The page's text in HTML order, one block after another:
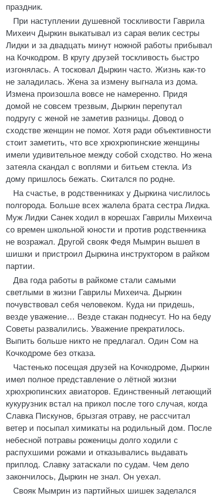
праздник.
При наступлении душевной тоскливости Гаврила
Михеич Дыркин выкатывал из сарая велик сестры
Лидки и за двадцать минут ножной работы прибывал
на Кочкодром. В кругу друзей тоскливость быстро
изгонялась. А тосковал Дыркин часто. Жизнь как-то
не заладилась. Жена за измену выгнала из дома.
Измена произошла вовсе не намеренно. Придя
домой не совсем трезвым, Дыркин перепутал
подругу с женой не заметив разницы. Довод о
сходстве женщин не помог. Хотя ради объективности
стоит заметить, что все хрюхрюпинские женщины
имели удивительное между собой сходство. Но жена
затеяла скандал с воплями и битьем стекла. Из
дому пришлось бежать. Скитался по родне.
На счастье, в родственниках у Дыркина числилось
полгорода. Больше всех жалела брата сестра Лидка.
Муж Лидки Санек ходил в корешах Гаврилы Михеича
со времен школьной юности и против родственника
не возражал. Другой свояк Федя Мымрин вышел в
шишки и пристроил Дыркина инструктором в райком
партии.
Два года работы в райкоме стали самыми
светлыми в жизни Гаврилы Михеича. Дыркин
почувствовал себя человеком. Куда ни придешь,
везде уважение… Везде стакан поднесут. Но на беду
Советы развалились. Уважение прекратилось.
Выпить больше никто не предлагал. Один Сом на
Кочкодроме без отказа.
Частенько посещая друзей на Кочкодроме, Дыркин
имел полное представление о лётной жизни
хрюхрюпинских авиаторов. Единственный летающий
кукурузник встал на прикол после того случая, когда
Славка Пискунов, брызгая отраву, не рассчитал
ветер и посыпал химикаты на родильный дом. После
небесной потравы роженицы долго ходили с
распухшими рожами и отказывались выдавать
приплод. Славку затаскали по судам. Чем дело
закончилось, Дыркин не знал. Он уехал.
Свояк Мымрин из партийных шишек заделался